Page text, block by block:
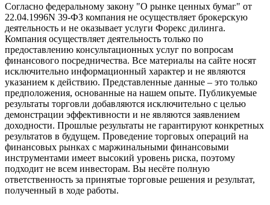
Согласно федеральному закону "О рынке ценных бумаг" от
22.04.1996N 39-ФЗ компания не осуществляет брокерскую
деятельность и не оказывает услуги Форекс дилинга.
Компания осуществляет деятельность только по
предоставлению консультационных услуг по вопросам
финансового посредничества. Все материалы на сайте носят
исключительно информационный характер и не являются
указанием к действию. Представленные данные – это только
предположения, основанные на нашем опыте. Публикуемые
результаты торговли добавляются исключительно с целью
демонстрации эффективности и не являются заявлением
доходности. Прошлые результаты не гарантируют конкретных
результатов в будущем. Проведение торговых операций на
финансовых рынках с маржинальными финансовыми
инструментами имеет высокий уровень риска, поэтому
подходит не всем инвесторам. Вы несёте полную
ответственность за принятые торговые решения и результат,
полученный в ходе работы.